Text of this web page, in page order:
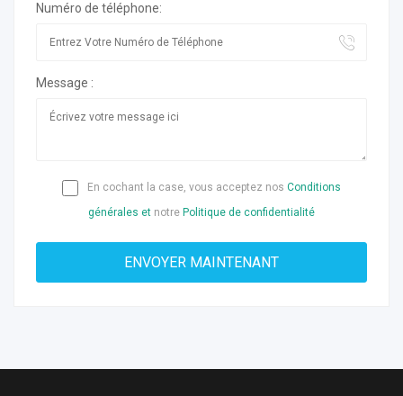
Numéro de téléphone:
Message :
En cochant la case, vous acceptez nos Conditions
générales et notre Politique de confidentialité